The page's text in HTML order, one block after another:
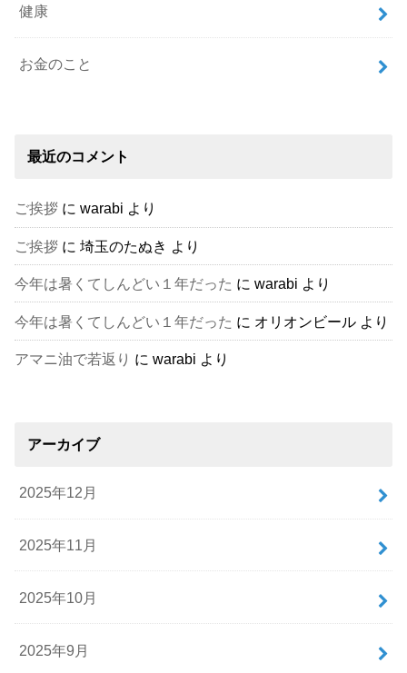
健康
お金のこと
最近のコメント
ご挨拶 にwarabi より
ご挨拶 に埼玉のたぬき より
今年は暑くてしんどい１年だった にwarabi より
今年は暑くてしんどい１年だった に オリオンビール より
アマニ油で若返り にwarabi より
アーカイブ
2025年12月
2025年11月
2025年10月
2025年9月